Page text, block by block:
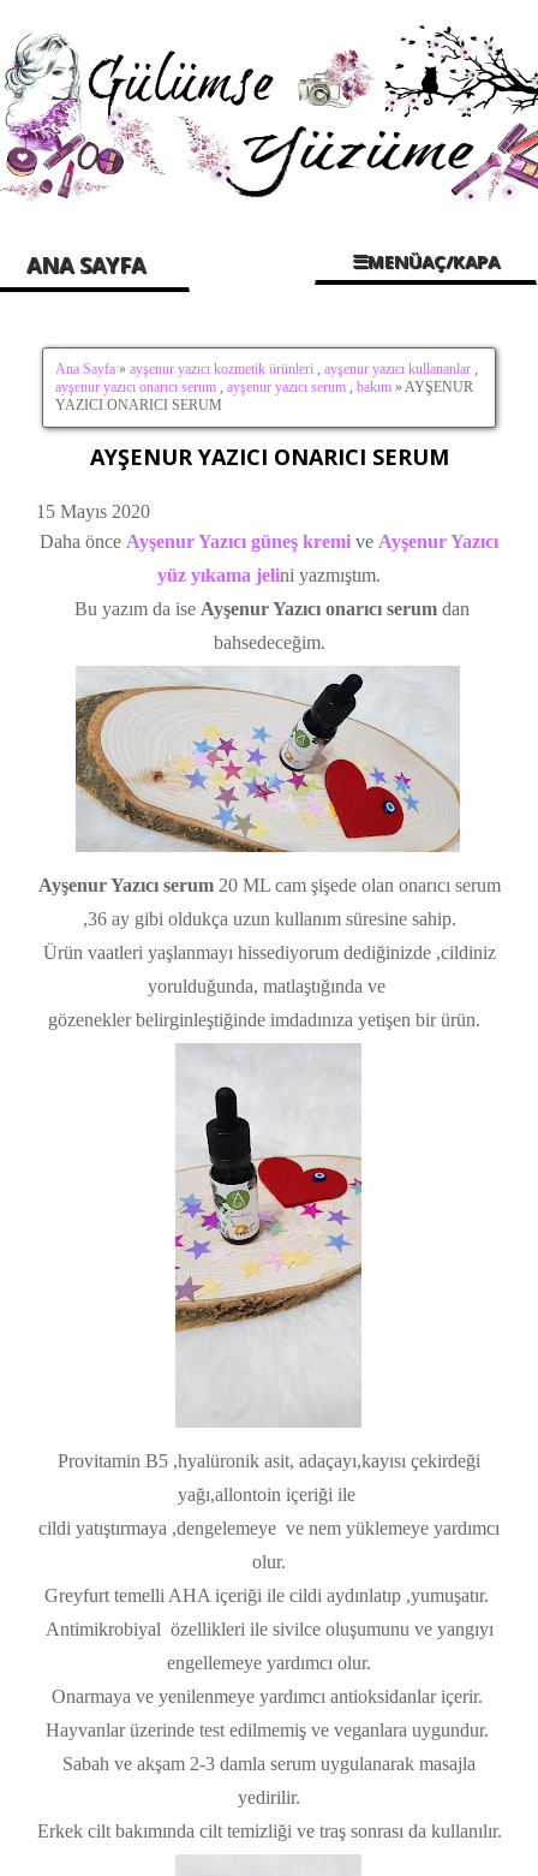
ANA SAYFA ☰MENÜAÇ/KAPA
Ana Sayfa » ayşenur yazıcı kozmetik ürünleri , ayşenur yazıcı kullananlar ,
ayşenur yazıcı onarıcı serum , ayşenur yazıcı serum , bakım » AYŞENUR
YAZICI ONARICI SERUM
AYŞENUR YAZICI ONARICI SERUM
15 Mayıs 2020
Daha önce Ayşenur Yazıcı güneş kremi ve Ayşenur Yazıcı
yüz yıkama jelini yazmıştım.
Bu yazım da ise Ayşenur Yazıcı onarıcı serumdan
bahsedeceğim.
Ayşenur Yazıcı serum20 ML cam şişede olan onarıcı serum
,36 ay gibi oldukça uzun kullanım süresine sahip.
Ürün vaatleri yaşlanmayı hissediyorum dediğinizde ,cildiniz
yorulduğunda, matlaştığında ve
gözenekler belirginleştiğinde imdadınıza yetişen bir ürün.
Provitamin B5 ,hyalüronik asit, adaçayı,kayısı çekirdeği
yağı,allontoin içeriği ile
cildi yatıştırmaya ,dengelemeye ve nem yüklemeye yardımcı
olur.
Greyfurt temelli AHA içeriği ile cildi aydınlatıp ,yumuşatır.
Antimikrobiyal özellikleri ile sivilce oluşumunu ve yangıyı
engellemeye yardımcı olur.
Onarmaya ve yenilenmeye yardımcı antioksidanlar içerir.
Hayvanlar üzerinde test edilmemiş ve veganlara uygundur.
Sabah ve akşam 2-3 damla serum uygulanarak masajla
yedirilir.
Erkek cilt bakımında cilt temizliği ve traş sonrası da kullanılır.